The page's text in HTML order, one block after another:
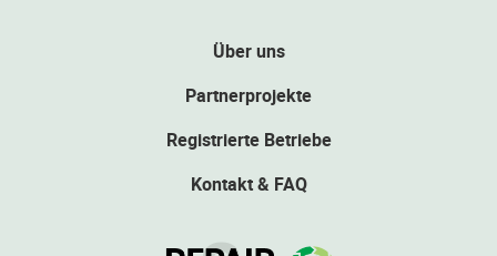
Über uns
Partnerprojekte
Registrierte Betriebe
Kontakt & FAQ